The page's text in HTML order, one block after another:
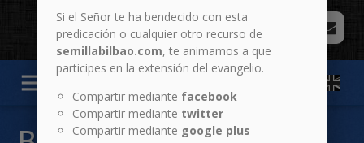
menu
Si el Señor te ha bendecido con esta
predicación o cualquier otro recurso de
semillabilbao.com, te animamos a que
participes en la extensión del evangelio.
Compartir mediante facebook
Compartir mediante twitter
Compartir mediante google plus